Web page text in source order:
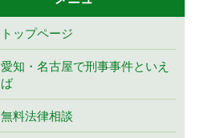
トップページ
愛知・名古屋で刑事事件といえ
ば
無料法律相談